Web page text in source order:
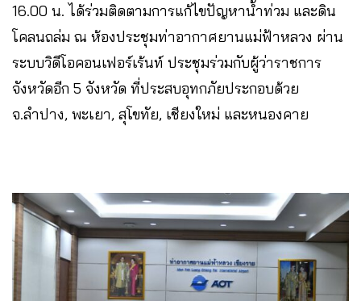
16.00 น. ได้ร่วมติดตามการแก้ไขปัญหาน้ำท่วม และดิน
โคลนถล่ม ณ ห้องประชุมท่าอากาศยานแม่ฟ้าหลวง ผ่าน
ระบบวิดีโอคอนเฟอร์เร้นท์​ ประชุมร่วมกับผู้ว่าราชการ
จังหวัดอีก​ 5 จังหวัด ที่ประสบอุทกภัยประกอบด้วย
จ.ลำปาง, พะเยา, สุโขทัย, เชียงใหม่ และหนองคาย​